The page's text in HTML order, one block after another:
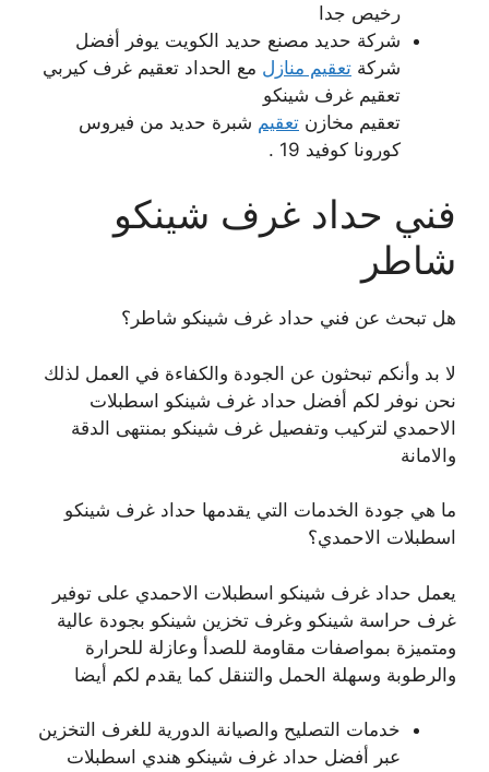
رخيص جدا
شركة حديد مصنع حديد الكويت يوفر أفضل
شركة تعقيم منازل مع الحداد تعقيم غرف كيربي
تعقيم غرف شينكو
تعقيم مخازن تعقيم شبرة حديد من فيروس
كورونا كوفيد 19 .
فني حداد غرف شينكو
شاطر
هل تبحث عن فني حداد غرف شينكو شاطر؟
لا بد وأنكم تبحثون عن الجودة والكفاءة في العمل لذلك
نحن نوفر لكم أفضل حداد غرف شينكو اسطبلات
الاحمدي لتركيب وتفصيل غرف شينكو بمنتهى الدقة
والامانة
ما هي جودة الخدمات التي يقدمها حداد غرف شينكو
اسطبلات الاحمدي؟
يعمل حداد غرف شينكو اسطبلات الاحمدي على توفير
غرف حراسة شينكو وغرف تخزين شينكو بجودة عالية
ومتميزة بمواصفات مقاومة للصدأ وعازلة للحرارة
والرطوبة وسهلة الحمل والتنقل كما يقدم لكم أيضا
خدمات التصليح والصيانة الدورية للغرف التخزين
عبر أفضل حداد غرف شينكو هندي اسطبلات